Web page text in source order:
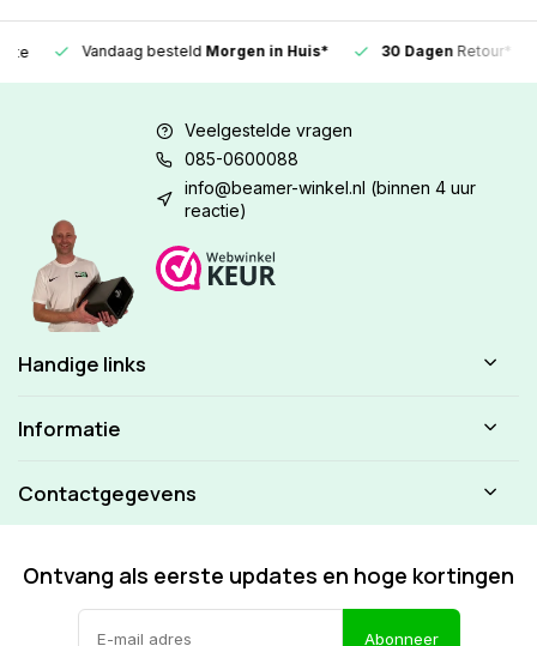
Vandaag besteldMorgen in Huis* 30 DagenRetour*
Veelgestelde vragen
085-0600088
info@beamer-winkel.nl (binnen 4 uur
reactie)
Handige links
Informatie
Contactgegevens
Ontvang als eerste updates en hoge kortingen
Abonneer